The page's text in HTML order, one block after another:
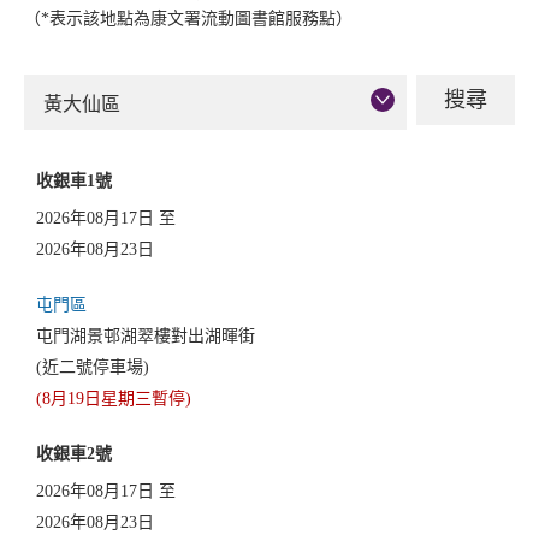
（*表示該地點為康文署流動圖書館服務點）
黃大仙區
收銀車1號
2026年08月17日 至
2026年08月23日
屯門區
屯門湖景邨湖翠樓對出湖暉街
(近二號停車場)
(8月19日星期三暫停)
收銀車2號
2026年08月17日 至
2026年08月23日